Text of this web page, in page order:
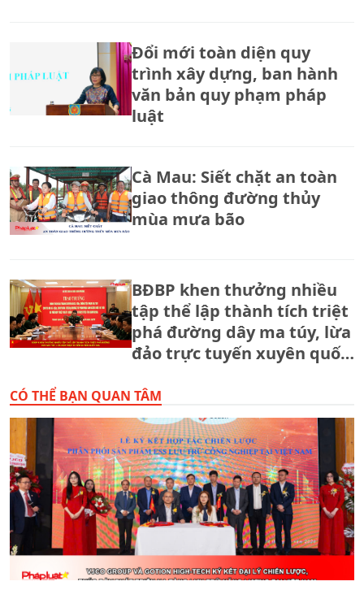
Đổi mới toàn diện quy
trình xây dựng, ban hành
văn bản quy phạm pháp
luật
Cà Mau: Siết chặt an toàn
giao thông đường thủy
mùa mưa bão
BĐBP khen thưởng nhiều
tập thể lập thành tích triệt
phá đường dây ma túy, lừa
đảo trực tuyến xuyên quốc
CÓ THỂ BẠN QUAN TÂM